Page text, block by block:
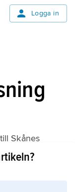
Logga in
Skånes